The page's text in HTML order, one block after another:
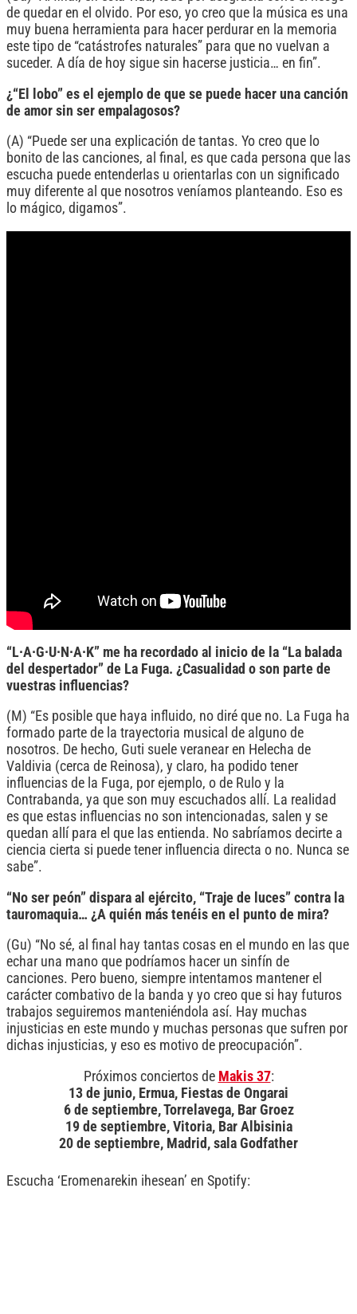
de quedar en el olvido. Por eso, yo creo que la música es una
muy buena herramienta para hacer perdurar en la memoria
este tipo de “catástrofes naturales” para que no vuelvan a
suceder. A día de hoy sigue sin hacerse justicia… en fin”.
¿“El lobo” es el ejemplo de que se puede hacer una canción
de amor sin ser empalagosos?
(A) “Puede ser una explicación de tantas. Yo creo que lo
bonito de las canciones, al final, es que cada persona que las
escucha puede entenderlas u orientarlas con un significado
muy diferente al que nosotros veníamos planteando. Eso es
lo mágico, digamos”.
“L∙A∙G∙U∙N∙A∙K” me ha recordado al inicio de la “La balada
del despertador” de La Fuga. ¿Casualidad o son parte de
vuestras influencias?
(M) “Es posible que haya influido, no diré que no. La Fuga ha
formado parte de la trayectoria musical de alguno de
nosotros. De hecho, Guti suele veranear en Helecha de
Valdivia (cerca de Reinosa), y claro, ha podido tener
influencias de la Fuga, por ejemplo, o de Rulo y la
Contrabanda, ya que son muy escuchados allí. La realidad
es que estas influencias no son intencionadas, salen y se
quedan allí para el que las entienda. No sabríamos decirte a
ciencia cierta si puede tener influencia directa o no. Nunca se
sabe”.
“No ser peón” dispara al ejército, “Traje de luces” contra la
tauromaquia… ¿A quién más tenéis en el punto de mira?
(Gu) “No sé, al final hay tantas cosas en el mundo en las que
echar una mano que podríamos hacer un sinfín de
canciones. Pero bueno, siempre intentamos mantener el
carácter combativo de la banda y yo creo que si hay futuros
trabajos seguiremos manteniéndola así. Hay muchas
injusticias en este mundo y muchas personas que sufren por
dichas injusticias, y eso es motivo de preocupación”.
Próximos conciertos de Makis 37:
13 de junio, Ermua, Fiestas de Ongarai
6 de septiembre, Torrelavega, Bar Groez
19 de septiembre, Vitoria, Bar Albisinia
20 de septiembre, Madrid, sala Godfather
Escucha ‘Eromenarekin ihesean’ en Spotify: